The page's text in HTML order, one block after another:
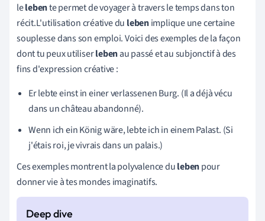
lelebente permet de voyager à travers le temps dans ton
récit.L'utilisation créative du lebenimplique une certaine
souplesse dans son emploi. Voici des exemples de la façon
dont tu peux utiliserlebenau passé et au subjonctif à des
fins d'expression créative :
Er lebte einst in einer verlassenen Burg. (Il a déjà vécu
dans un château abandonné).
Wenn ich ein König wäre, lebte ich in einem Palast. (Si
j'étais roi, je vivrais dans un palais.)
Ces exemples montrent la polyvalence dulebenpour
donner vie à tes mondes imaginatifs.